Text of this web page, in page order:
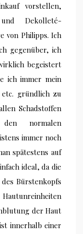
vorstellen,
Dekolleté-
von Philipps. Ich
gegenüber, ich
begeistert
ich immer mein
gründlich zu
Schadstoffen
normalen
immer noch
spätestens auf
ideal, da die
Bürstenkopfs
der Haut
innerhalb einer